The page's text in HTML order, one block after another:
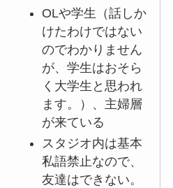
OLや学生（話しか
けたわけではない
のでわかりません
が、学生はおそら
く大学生と思われ
ます。）、主婦層
が来ている
スタジオ内は基本
私語禁止なので、
友達はできない。